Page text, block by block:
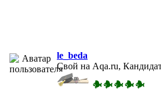
le_beda
Свой на Aqa.ru,